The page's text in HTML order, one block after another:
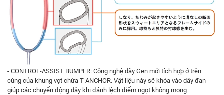
- CONTROL-ASSIST BUMPER: Công nghệ dãy Gen mới tích hợp ở trên
cùng của khung vợt chứa T-ANCHOR. Vật liệu này sẽ khóa vào dây đan
giúp các chuyển động dây khi đánh lệch điểm ngọt không mong